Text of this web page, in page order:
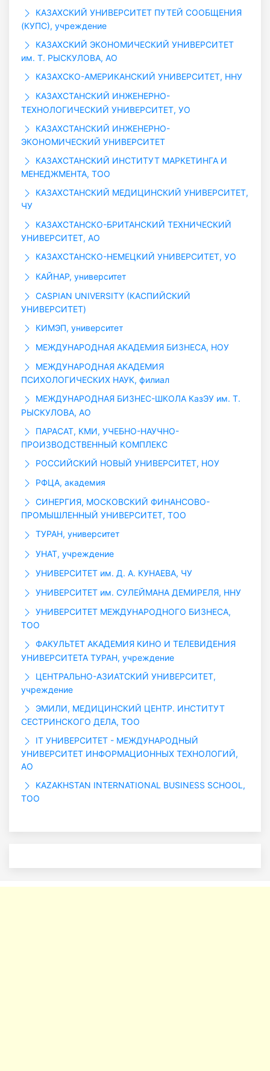
КАЗАХСКИЙ УНИВЕРСИТЕТ ПУТЕЙ СООБЩЕНИЯ
(КУПС), учреждение
КАЗАХСКИЙ ЭКОНОМИЧЕСКИЙ УНИВЕРСИТЕТ
им. Т. РЫСКУЛОВА, АО
КАЗАХСКО-АМЕРИКАНСКИЙ УНИВЕРСИТЕТ, ННУ
КАЗАХСТАНСКИЙ ИНЖЕНЕРНО-
ТЕХНОЛОГИЧЕСКИЙ УНИВЕРСИТЕТ, УО
КАЗАХСТАНСКИЙ ИНЖЕНЕРНО-
ЭКОНОМИЧЕСКИЙ УНИВЕРСИТЕТ
КАЗАХСТАНСКИЙ ИНСТИТУТ МАРКЕТИНГА И
МЕНЕДЖМЕНТА, ТОО
КАЗАХСТАНСКИЙ МЕДИЦИНСКИЙ УНИВЕРСИТЕТ,
ЧУ
КАЗАХСТАНСКО-БРИТАНСКИЙ ТЕХНИЧЕСКИЙ
УНИВЕРСИТЕТ, АО
КАЗАХСТАНСКО-НЕМЕЦКИЙ УНИВЕРСИТЕТ, УО
КАЙНАР, университет
CASPIAN UNIVERSITY (КАСПИЙСКИЙ
УНИВЕРСИТЕТ)
КИМЭП, университет
МЕЖДУНАРОДНАЯ АКАДЕМИЯ БИЗНЕСА, НОУ
МЕЖДУНАРОДНАЯ АКАДЕМИЯ
ПСИХОЛОГИЧЕСКИХ НАУК, филиал
МЕЖДУНАРОДНАЯ БИЗНЕС-ШКОЛА КазЭУ им. Т.
РЫСКУЛОВА, АО
ПАРАСАТ, КМИ, УЧЕБНО-НАУЧНО-
ПРОИЗВОДСТВЕННЫЙ КОМПЛЕКС
РОССИЙСКИЙ НОВЫЙ УНИВЕРСИТЕТ, НОУ
РФЦА, академия
СИНЕРГИЯ, МОСКОВСКИЙ ФИНАНСОВО-
ПРОМЫШЛЕННЫЙ УНИВЕРСИТЕТ, ТОО
ТУРАН, университет
УНАТ, учреждение
УНИВЕРСИТЕТ им. Д. А. КУНАЕВА, ЧУ
УНИВЕРСИТЕТ им. СУЛЕЙМАНА ДЕМИРЕЛЯ, ННУ
УНИВЕРСИТЕТ МЕЖДУНАРОДНОГО БИЗНЕСА,
ТОО
ФАКУЛЬТЕТ АКАДЕМИЯ КИНО И ТЕЛЕВИДЕНИЯ
УНИВЕРСИТЕТА ТУРАН, учреждение
ЦЕНТРАЛЬНО-АЗИАТСКИЙ УНИВЕРСИТЕТ,
учреждение
ЭМИЛИ, МЕДИЦИНСКИЙ ЦЕНТР. ИНСТИТУТ
СЕСТРИНСКОГО ДЕЛА, ТОО
IT УНИВЕРСИТЕТ - МЕЖДУНАРОДНЫЙ
УНИВЕРСИТЕТ ИНФОРМАЦИОННЫХ ТЕХНОЛОГИЙ,
АО
KAZAKHSTAN INTERNATIONAL BUSINESS SCHOOL,
ТОО